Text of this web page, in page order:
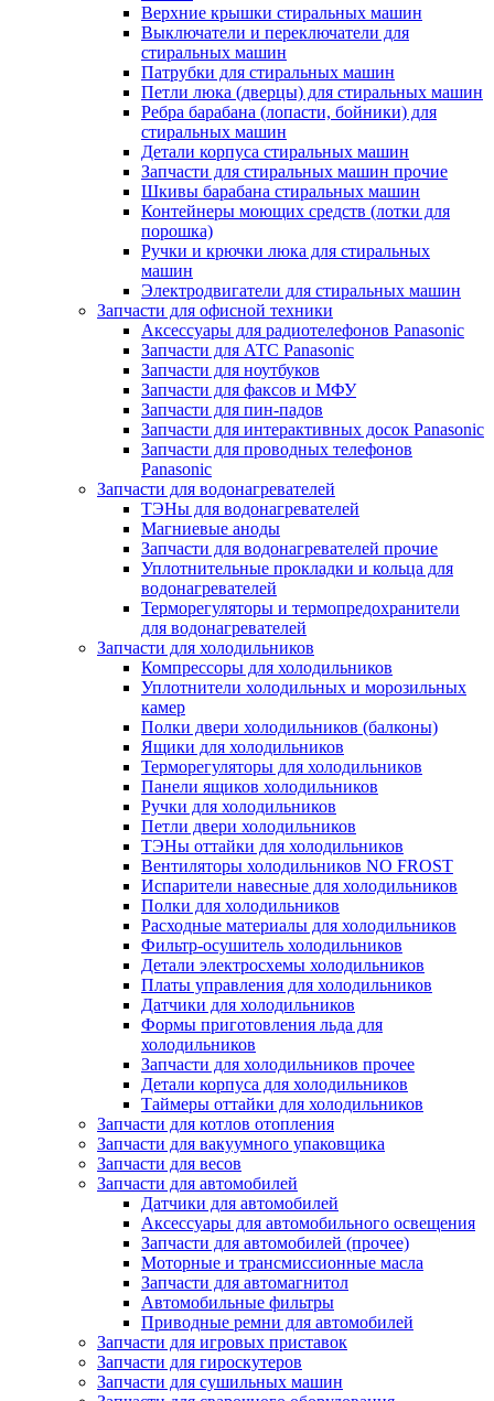
Верхние крышки стиральных машин
Выключатели и переключатели для
стиральных машин
Патрубки для стиральных машин
Петли люка (дверцы) для стиральных машин
Ребра барабана (лопасти, бойники) для
стиральных машин
Детали корпуса стиральных машин
Запчасти для стиральных машин прочие
Шкивы барабана стиральных машин
Контейнеры моющих средств (лотки для
порошка)
Ручки и крючки люка для стиральных
машин
Электродвигатели для стиральных машин
Запчасти для офисной техники
Аксессуары для радиотелефонов Panasonic
Запчасти для АТС Panasonic
Запчасти для ноутбуков
Запчасти для факсов и МФУ
Запчасти для пин-падов
Запчасти для интерактивных досок Panasonic
Запчасти для проводных телефонов
Panasonic
Запчасти для водонагревателей
ТЭНы для водонагревателей
Магниевые аноды
Запчасти для водонагревателей прочие
Уплотнительные прокладки и кольца для
водонагревателей
Терморегуляторы и термопредохранители
для водонагревателей
Запчасти для холодильников
Компрессоры для холодильников
Уплотнители холодильных и морозильных
камер
Полки двери холодильников (балконы)
Ящики для холодильников
Терморегуляторы для холодильников
Панели ящиков холодильников
Ручки для холодильников
Петли двери холодильников
ТЭНы оттайки для холодильников
Вентиляторы холодильников NO FROST
Испарители навесные для холодильников
Полки для холодильников
Расходные материалы для холодильников
Фильтр-осушитель холодильников
Детали электросхемы холодильников
Платы управления для холодильников
Датчики для холодильников
Формы приготовления льда для
холодильников
Запчасти для холодильников прочее
Детали корпуса для холодильников
Таймеры оттайки для холодильников
Запчасти для котлов отопления
Запчасти для вакуумного упаковщика
Запчасти для весов
Запчасти для автомобилей
Датчики для автомобилей
Аксессуары для автомобильного освещения
Запчасти для автомобилей (прочее)
Моторные и трансмиссионные масла
Запчасти для автомагнитол
Автомобильные фильтры
Приводные ремни для автомобилей
Запчасти для игровых приставок
Запчасти для гироскутеров
Запчасти для сушильных машин